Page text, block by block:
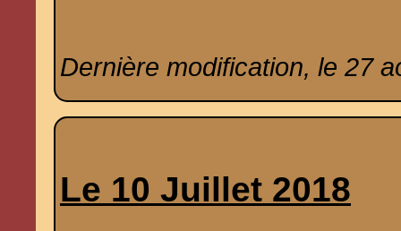
Dernière modification, le 27
Le 10 Juillet 2018